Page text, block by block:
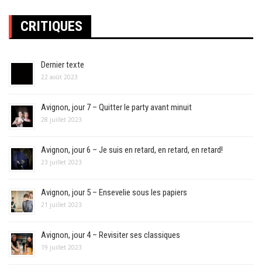
CRITIQUES
Dernier texte
22 août 2023
Avignon, jour 7 – Quitter le party avant minuit
28 juillet 2023
Avignon, jour 6 – Je suis en retard, en retard, en retard!
23 juillet 2023
Avignon, jour 5 – Ensevelie sous les papiers
21 juillet 2023
Avignon, jour 4 – Revisiter ses classiques
19 juillet 2023